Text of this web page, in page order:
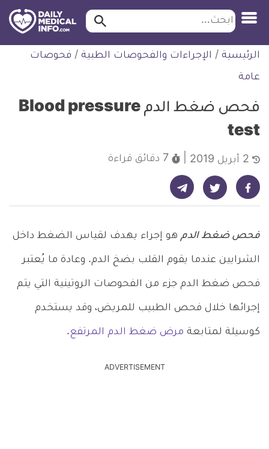
التخطي
للمحتوى
طبية
ابحث ابحث…
الرئيسية / الإجراءات والفحوصات الطبية / فحوصات
عامة
فحص ضغط الدم Blood pressure
test
7 دقائق قراءة
شارك على فيسبوك - ديلي ميديكال انفو شارك على تويتر - ديلي ميديكال انفو شارك على تيليجرام - ديلي ميديكال انفو
فحص ضغط الدم هو إجراء يهدف لقياس الضغط داخل
الشرايين عندما يقوم القلب بضخ الدم. وعادة ما يُعتبر
فحص ضغط الدم جزء من الفحوصات الروتينية التي يتم
إجرائها خلال فحص الطبيب للمريض، وقد يستخدم
كوسيلة لمتابعة مرض ضغط الدم المرتفع.
ADVERTISEMENT